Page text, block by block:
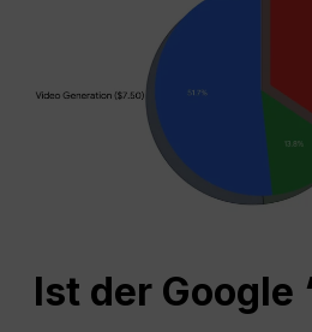
Ist der Google